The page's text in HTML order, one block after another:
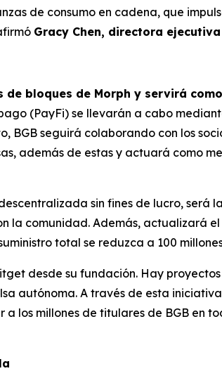
de consumo en cadena, que
Gracy Chen, directora
bloques de Morph y servirá
(PayFi) se llevarán a cabo
seguirá colaborando con los
además de estas y actuará como
sin fines de lucro, será
la comunidad. Además, actualizará
total se reduzca a 100
desde su fundación. Hay
autónoma. A través de esta
los millones de titulares de BGB en